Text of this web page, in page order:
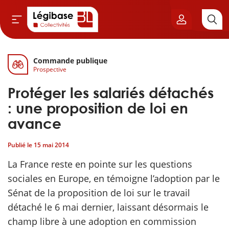
& Cimetières
& Élu local
Finances locales
Commande publique
Prospective
Protéger les salariés détachés
: une proposition de loi en
avance
Publié le 15 mai 2014
La France reste en pointe sur les questions
sociales en Europe, en témoigne l’adoption par le
Sénat de la proposition de loi sur le travail
détaché le 6 mai dernier, laissant désormais le
champ libre à une adoption en commission